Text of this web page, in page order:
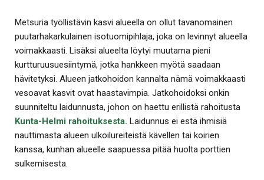
Metsuria työllistävin kasvi alueella on ollut tavanomainen
puutarhakarkulainen isotuomipihlaja, joka on levinnyt alueella
voimakkaasti. Lisäksi alueelta löytyi muutama pieni
kurtturuusuesiintymä, jotka hankkeen myötä saadaan
hävitetyksi. Alueen jatkohoidon kannalta nämä voimakkaasti
vesoavat kasvit ovat haastavimpia. Jatkohoidoksi onkin
suunniteltu laidunnusta, johon on haettu erillistä rahoitusta
Kunta-Helmi rahoituksesta. Laidunnus ei estä ihmisiä
nauttimasta alueen ulkoilureiteistä kävellen tai koirien
kanssa, kunhan alueelle saapuessa pitää huolta porttien
sulkemisesta.